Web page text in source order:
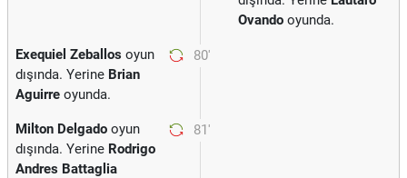
Ovando oyunda.
80'
Exequiel Zeballos oyun
dışında. Yerine Brian
Aguirre oyunda.
81'
Milton Delgado oyun
dışında. Yerine Rodrigo
Andres Battaglia